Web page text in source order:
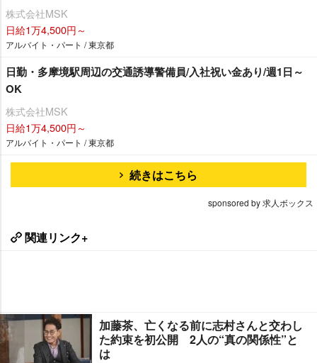
株式会社MSK
日給1万4,500円～
アルバイト・パート / 東京都
日勤・多摩境駅周辺の交通誘導警備員/入社祝い金あり/週1日～
OK
株式会社MSK
日給1万4,500円～
アルバイト・パート / 東京都
続きはこちら
sponsored by 求人ボックス
関連リンク+
加藤茶、亡くなる前に志村さんと交わし
た約束を初公開 2人の“真の関係性”と
は